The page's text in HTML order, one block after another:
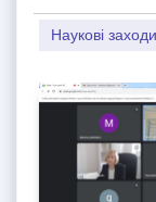
Наукові заходи